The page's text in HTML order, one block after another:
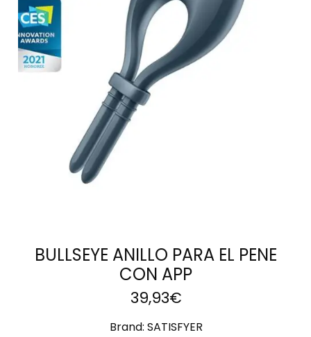
AÑADIR AL
CARRITO
BULLSEYE ANILLO PARA EL PENE
CON APP
39,93€
Brand: SATISFYER